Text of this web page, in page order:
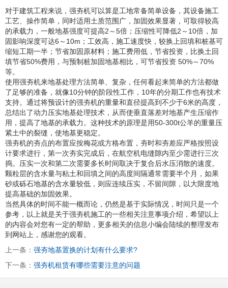
对于建筑工程来说，强夯机可以算是工地常备简单设备，其设备施工
工艺、操作简单，同时适用土质范围广，加固效果显著，可取得较高
的承载力，一般地基强度可提高2～5倍；压缩性可降低2～10倍，加
固影响深度可达6～10m；工效高，施工速度快，较换上回填和桩基可
缩短工期一半；节省加固原材料；施工费用低，节省投资，比换土回
填节省50%费用，与预制桩加固地基相比，可节省投资 50%～70%
等。
使用强夯机来地基处理方法简单、复杂，任何看起来简单的方法都做
了足够的准备，就像10分钟的阶段性工作，10年的分期工作也有技术
支持。通过将预设计的强夯机的重量和直径提高到不少于6米的高度，
总结出了动力压实地基处理技术，从而使垂直落差对地基产生压缩作
用，提高了地基的承载力。这种技术的原理是用50-300t公羊的重量压
紧土中的裂缝，使地基更稳定。
强夯机的夯点的布置应按梅花或方格布置，夯时和夯差应严格按照设
计要求进行，第一次夯实完成后，在航空机电缝隙内至少需进行三次
捣。压实一次和第二次需要多长时间取决于复合后水压消散的速度。
颗粒层的含水量与粘土和回填之间的高度间隔通常需要半个月，如果
砂或砾石地基的含水量较低，则应连续压实，不留间隙，以大限度地
提高基础的加固效果。
当然具体的时间不能一概而论，仍然是基于实际情况，时间只是一个
参考，以上就是关于强夯机施工的一些相关注意事项介绍，希望以上
的内容会对您有一定的帮助，更多相关的信息小编会陆续的整理发布
到网站上，感谢您的观看。
上一条： 强夯地基置换的计划有什么要求?
下一条： 强夯机租赁有哪些需要注意的问题